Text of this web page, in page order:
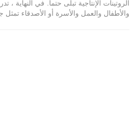
الروتينات الإنتاجية تبلى حتما. في النهاية ،
والأطفال والعمل والأسرة أو الأصدقاء